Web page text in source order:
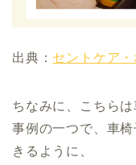
出典： セントケア
ちなみに、こちら
事例の一つで、車
きるように、